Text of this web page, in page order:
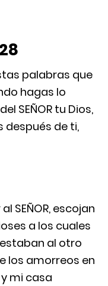
palabras que
hagas lo
SEÑOR tu Dios,
después de ti,
SEÑOR, escojan
a los cuales
al otro
los amorreos en
mi casa